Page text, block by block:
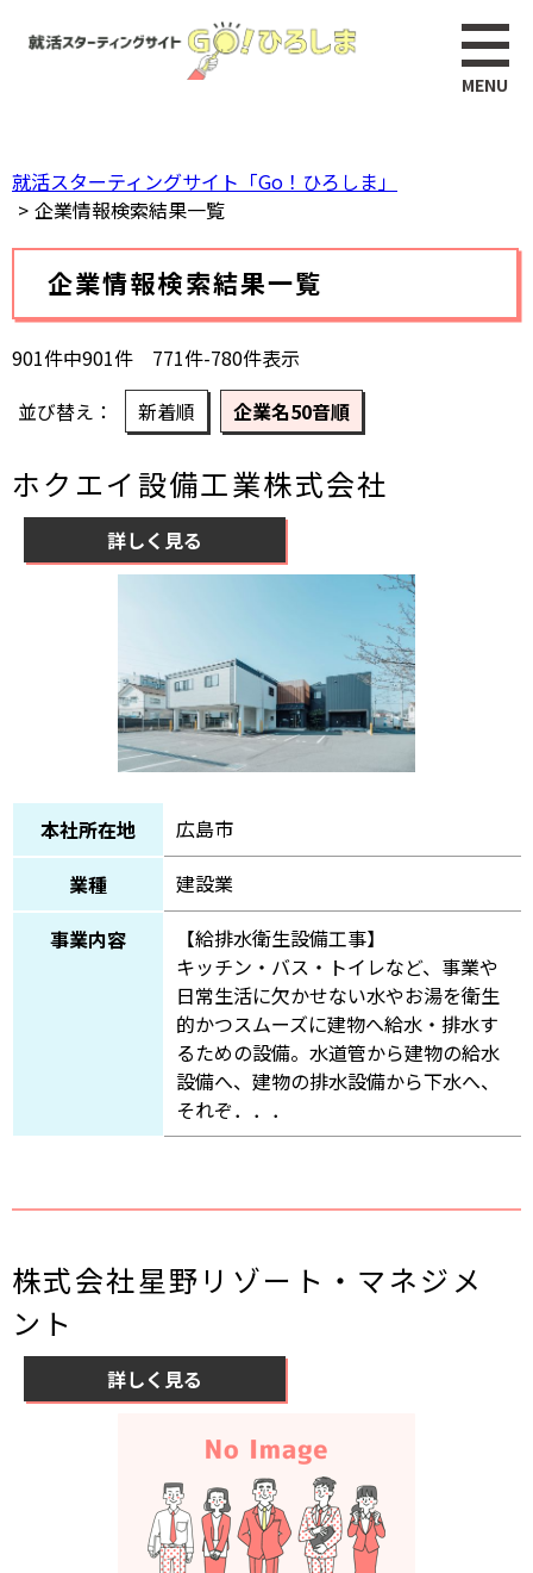
で
す。
就活スターティングサイト「Go！ひろしま」
企業情報検索結果一覧
企業情報検索結果一覧
901件中901件 771件-780件表示
並び替え
新着順 企業名50音順
ホクエイ設備工業株式会社
詳しく見る
本社所在地
広島市
業種
建設業
事業内容
【給排水衛生設備工事】
キッチン・バス・トイレなど、事業や
日常生活に欠かせない水やお湯を衛生
的かつスムーズに建物へ給水・排水す
るための設備。水道管から建物の給水
設備へ、建物の排水設備から下水へ、
それぞ．．．
株式会社星野リゾート・マネジメ
ント
詳しく見る